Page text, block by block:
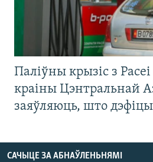
Паліўны крызіс з
краіны Цэнтральнай
заяўляюць, што
САЧЫЦЕ ЗА АБНАЎЛЕНЬНЯМІ